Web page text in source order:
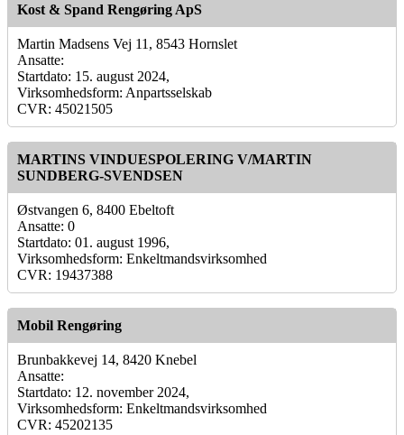
Kost & Spand Rengøring ApS
Martin Madsens Vej 11, 8543 Hornslet
Ansatte:
Startdato: 15. august 2024,
Virksomhedsform: Anpartsselskab
CVR: 45021505
MARTINS VINDUESPOLERING V/MARTIN
SUNDBERG-SVENDSEN
Østvangen 6, 8400 Ebeltoft
Ansatte: 0
Startdato: 01. august 1996,
Virksomhedsform: Enkeltmandsvirksomhed
CVR: 19437388
Mobil Rengøring
Brunbakkevej 14, 8420 Knebel
Ansatte:
Startdato: 12. november 2024,
Virksomhedsform: Enkeltmandsvirksomhed
CVR: 45202135